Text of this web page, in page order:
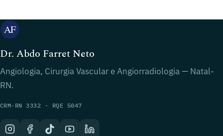
Dr. Abdo Farret Neto
Angiologia, Cirurgia Vascular e Angiorradiologia — Natal-
RN.
CRM-RN 3332 · RQE 5047